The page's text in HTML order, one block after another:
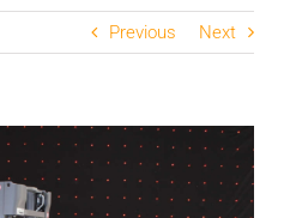
Previous Next